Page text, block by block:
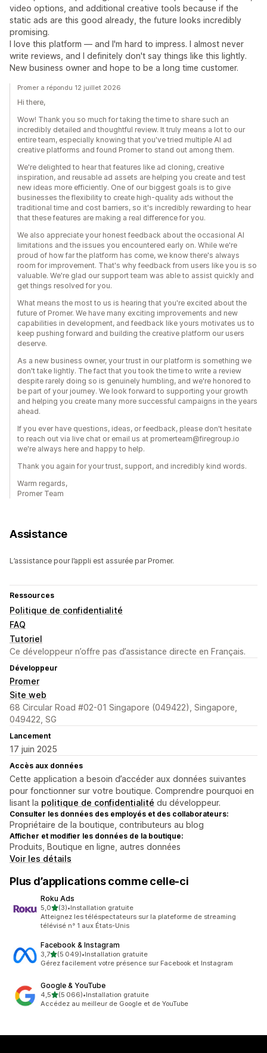
video options, and additional creative tools because if the
static ads are this good already, the future looks incredibly
promising.
I love this platform — and I'm hard to impress. I almost never
write reviews, and I definitely don't say things like this lightly.
New business owner and hope to be a long time customer.
Promer a répondu 12 juillet 2026
Hi there,
Wow! Thank you so much for taking the time to share such an
incredibly detailed and thoughtful review. It truly means a lot to our
entire team, especially knowing that you've tried multiple AI ad
creative platforms and found Promer to stand out among them.
We're delighted to hear that features like ad cloning, creative
inspiration, and reusable ad assets are helping you create and test
new ideas more efficiently. One of our biggest goals is to give
businesses the flexibility to create high-quality ads without the
traditional time and cost barriers, so it's incredibly rewarding to hear
that these features are making a real difference for you.
We also appreciate your honest feedback about the occasional AI
limitations and the issues you encountered early on. While we're
proud of how far the platform has come, we know there's always
room for improvement. That's why feedback from users like you is so
valuable. We're glad our support team was able to assist quickly and
get things resolved for you.
What means the most to us is hearing that you're excited about the
future of Promer. We have many exciting improvements and new
capabilities in development, and feedback like yours motivates us to
keep pushing forward and building the creative platform our users
deserve.
As a new business owner, your trust in our platform is something we
don't take lightly. The fact that you took the time to write a review
despite rarely doing so is genuinely humbling, and we're honored to
be part of your journey. We look forward to supporting your growth
and helping you create many more successful campaigns in the years
ahead.
If you ever have questions, ideas, or feedback, please don't hesitate
to reach out via live chat or email us at promerteam@firegroup.io
we're always here and happy to help.
Thank you again for your trust, support, and incredibly kind words.
Warm regards,
Promer Team
Assistance
L’assistance pour l’appli est assurée par Promer.
Ressources
Politique de confidentialité
FAQ
Tutoriel
Ce développeur n’offre pas d’assistance directe en Français.
Développeur
Promer
Site web
68 Circular Road #02-01 Singapore (049422), Singapore,
049422, SG
Lancement
17 juin 2025
Accès aux données
Cette application a besoin d’accéder aux données suivantes
pour fonctionner sur votre boutique. Comprendre pourquoi en
lisant la politique de confidentialité du développeur.
Consulter les données des employés et des collaborateurs:
Propriétaire de la boutique, contributeurs au blog
Afficher et modifier les données de la boutique:
Produits, Boutique en ligne, autres données
Voir les détails
Plus d’applications comme celle-ci
Roku Ads
5,0étoile(s) sur 5
(3)
3 avis au total
•Installation gratuite
Atteignez les téléspectateurs sur la plateforme de streaming
télévisé n° 1 aux États-Unis
Facebook & Instagram
3,7étoile(s) sur 5
(5 049)
5049 avis au total
•Installation gratuite
Gérez facilement votre présence sur Facebook et Instagram
Google & YouTube
4,5étoile(s) sur 5
(5 066)
5066 avis au total
•Installation gratuite
Accédez au meilleur de Google et de YouTube